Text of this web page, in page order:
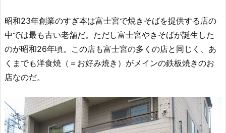
昭和23年創業のすぎ本は富士宮で焼きそばを提供する店の
中では最も古い老舗だ。ただし富士宮やきそばが誕生した
のが昭和26年頃。この店も富士宮の多くの店と同じく、あ
くまでも洋食焼（＝お好み焼き）がメインの鉄板焼きのお
店なのだ。